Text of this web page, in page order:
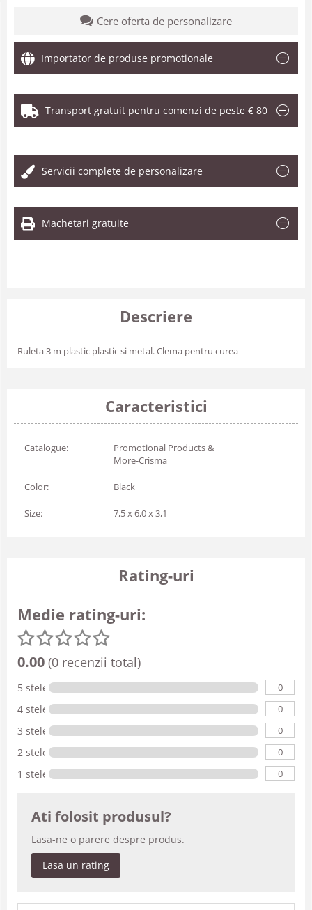
Cere oferta de personalizare
Importator de produse promotionale
Transport gratuit pentru comenzi de peste € 80
Servicii complete de personalizare
Machetari gratuite
Descriere
Ruleta 3 m plastic plastic si metal. Clema pentru curea
Caracteristici
Catalogue:
Promotional Products &
More-Crisma
Color: Black
Size: 7,5 x 6,0 x 3,1
Rating-uri
Medie rating-uri:
0.00 (0 recenzii total)
5 stele 0
4 stele 0
3 stele 0
2 stele 0
1 stele 0
Ati folosit produsul?
Lasa-ne o parere despre produs.
Lasa un rating